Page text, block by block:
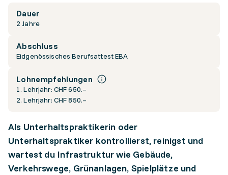
Dauer
2 Jahre
Abschluss
Eidgenössisches Berufsattest EBA
Lohnempfehlungen
1. Lehrjahr: CHF 650.–
2. Lehrjahr: CHF 850.–
Als Unterhaltspraktikerin oder
Unterhaltspraktiker kontrollierst, reinigst und
wartest du Infrastruktur wie Gebäude,
Verkehrswege, Grünanlagen, Spielplätze und